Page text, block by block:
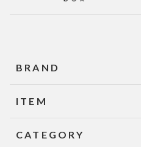
BRAND
ITEM
CATEGORY